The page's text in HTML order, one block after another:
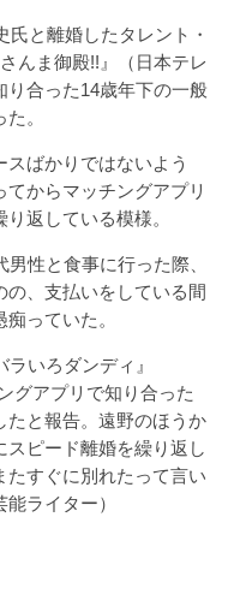
と離婚したタレント・
んま御殿!!』（日本テレ
り合った14歳年下の一般
。
ばかりではないよう
からマッチングアプリ
返している模様。
性と食事に行った際、
、支払いをしている間
っていた。
いろダンディ』
グアプリで知り合った
たと報告。遠野のほうか
スピード離婚を繰り返し
すぐに別れたって言い
ライター）